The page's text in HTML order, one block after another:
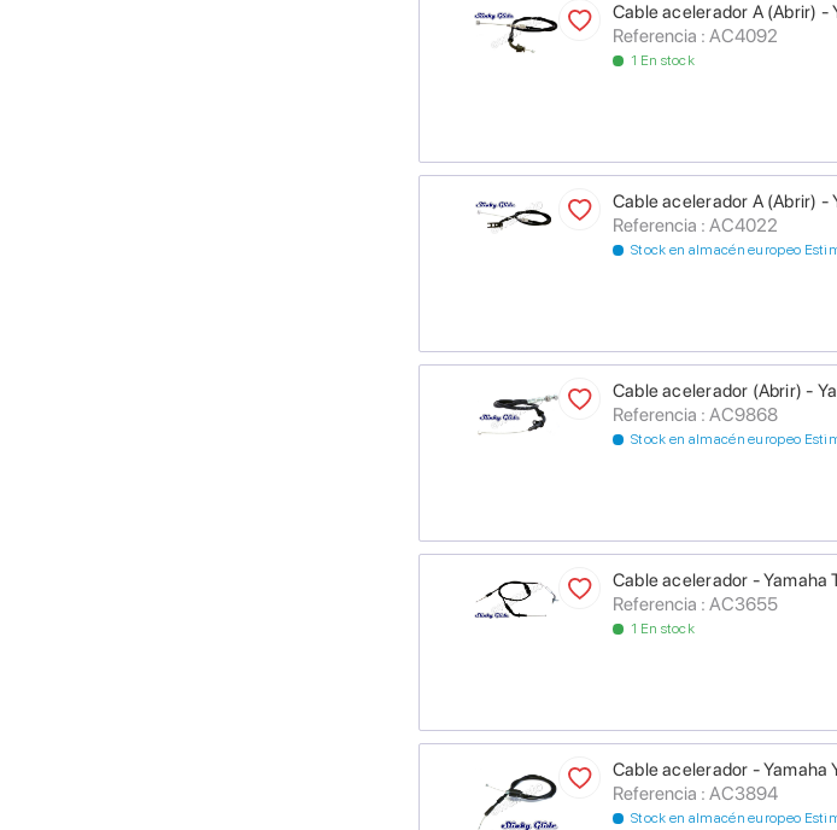
Cable acelerador A (Abrir) -
Referencia : AC4092
1 En stock
Cable acelerador A (Abrir) -
Referencia : AC4022
Stock en almacén europeo
Cable acelerador (Abrir) -
Referencia : AC9868
Stock en almacén europeo
Cable acelerador - Yamaha
Referencia : AC3655
1 En stock
Cable acelerador -
Referencia : AC3894
Stock en almacén europeo